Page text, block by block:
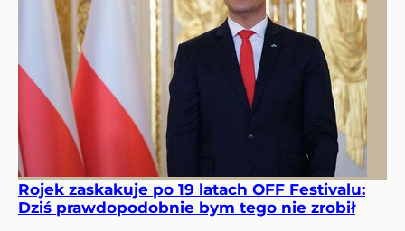
Rojek zaskakuje po 19 latach OFF Festivalu:
Dziś prawdopodobnie bym tego nie zrobił